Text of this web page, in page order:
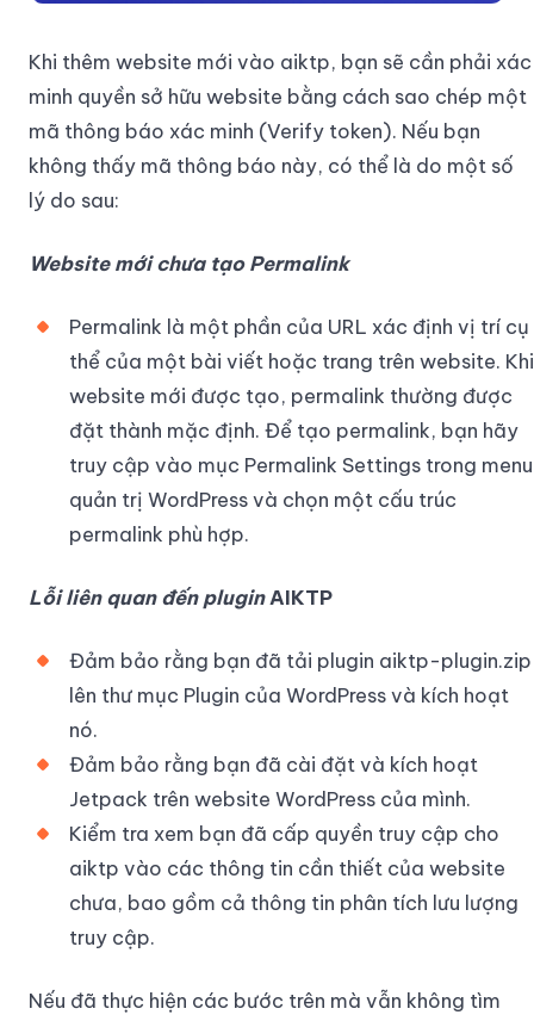
Khi thêm website mới vào aiktp, bạn sẽ cần phải xác
minh quyền sở hữu website bằng cách sao chép một
mã thông báo xác minh (Verify token). Nếu bạn
không thấy mã thông báo này, có thể là do một số
lý do sau:
Website mới chưa tạo Permalink
Permalink là một phần của URL xác định vị trí cụ
thể của một bài viết hoặc trang trên website. Khi
website mới được tạo, permalink thường được
đặt thành mặc định. Để tạo permalink, bạn hãy
truy cập vào mục Permalink Settings trong menu
quản trị WordPress và chọn một cấu trúc
permalink phù hợp.
Lỗi liên quan đến pluginAIKTP
Đảm bảo rằng bạn đã tải plugin aiktp-plugin.zip
lên thư mục Plugin của WordPress và kích hoạt
nó.
Đảm bảo rằng bạn đã cài đặt và kích hoạt
Jetpack trên website WordPress của mình.
Kiểm tra xem bạn đã cấp quyền truy cập cho
aiktp vào các thông tin cần thiết của website
chưa, bao gồm cả thông tin phân tích lưu lượng
truy cập.
Nếu đã thực hiện các bước trên mà vẫn không tìm